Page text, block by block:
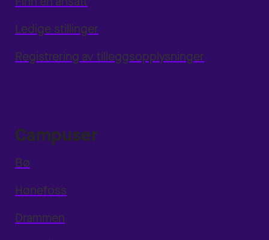
Ledige stillinger
Registrering av tilleggsopplysninger
Campuser
Bø
Hønefoss
Drammen